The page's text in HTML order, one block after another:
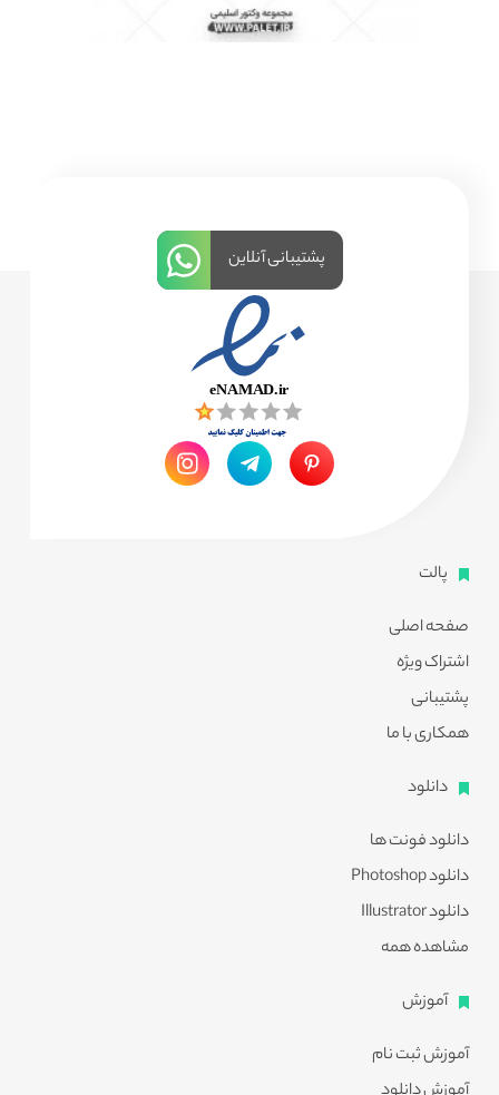
پالت
صفحه اصلی
اشتراک ویژه
پشتیبانی
همکاری با ما
دانلود
دانلود فونت ها
دانلود Photoshop
دانلود Illustrator
مشاهده همه
آموزش
آموزش ثبت نام
پشتیبانی آنلاین